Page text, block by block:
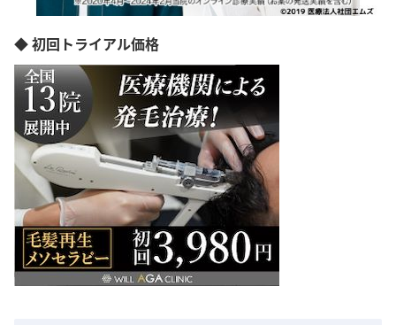
◆ 初回トライアル価格